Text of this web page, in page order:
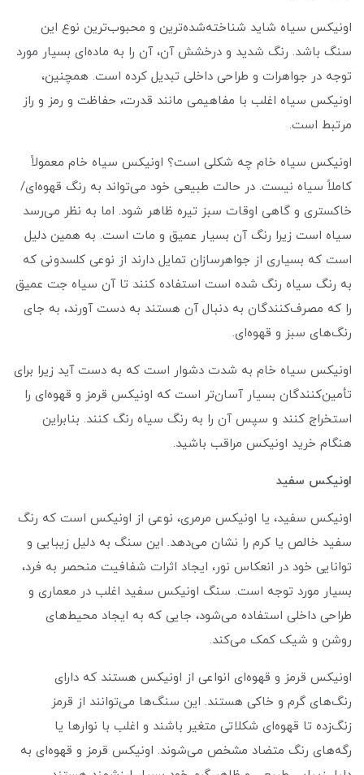
اونیکس سیاه شاید شناخته‌شده‌ترین و محبوب‌ترین نوع این
سنگ باشد. رنگ شدید و درخشش آن، آن را به ماده‌ای بسیار مورد
توجه در جواهرات و طراحی داخلی تبدیل کرده است. همچنین،
اونیکس سیاه اغلب با مفاهیمی مانند قدرت، حفاظت و رمز و راز
مرتبط است.
اونیکس سیاه خام چه شکلی است؟ اونیکس سیاه خام معمولاً
کاملاً سیاه نیست. در حالت طبیعی خود می‌تواند به رنگ قهوه‌ای/
خاکستری و گاهی اوقات سبز تیره ظاهر شود. اما به نظر می‌رسد
سیاه است زیرا رنگ آن بسیار عمیق و مات است. به همین دلیل
است که بسیاری از جواهرسازان تمایل دارند از نوعی کلسدونی که
به رنگ سیاه رنگ شده است استفاده کنند تا آن سیاه جت عمیق
را که مصرف‌کنندگان به دنبال آن هستند به دست آورند، به جای
رنگ‌های سبز و قهوه‌ای.
اونیکس سیاه خام به شدت دشوار است که به دست آید زیرا برای
تأمین‌کنندگان بسیار آسان‌تر است که اونیکس قرمز و قهوه‌ای را
استخراج کنند و سپس آن را به رنگ سیاه رنگ کنند. بنابراین
هنگام خرید اونیکس مراقب باشید.
اونیکس سفید
اونیکس سفید، یا اونیکس مرمری، نوعی از اونیکس است که رنگ
سفید خالص یا کرم را نشان می‌دهد. این سنگ به دلیل زیبایی و
توانایی خود در انعکاس نور، ایجاد اثرات شفافیت منحصر به فرد،
بسیار مورد توجه است. سنگ اونیکس سفید اغلب در معماری و
طراحی داخلی استفاده می‌شود، جایی که به ایجاد محیط‌های
روشن و شیک کمک می‌کند.
اونیکس قرمز و قهوه‌ای انواعی از اونیکس هستند که دارای
رنگ‌های گرم و خاکی هستند. این سنگ‌ها می‌توانند از قرمز
زنگ‌زده تا قهوه‌ای شکلاتی متغیر باشند و اغلب با نوارها یا
رگه‌های رنگ متضاد مشخص می‌شوند. اونیکس قرمز و قهوه‌ای به